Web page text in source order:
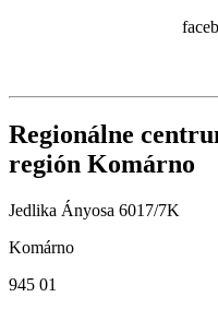
Regionálne
región Komárno
Jedlika Ányosa 6017/7K
Komárno
945 01